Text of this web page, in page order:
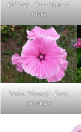
(Althéa) – Face blanc et
rouge
Malva (Mauve) – Face,
circulaire